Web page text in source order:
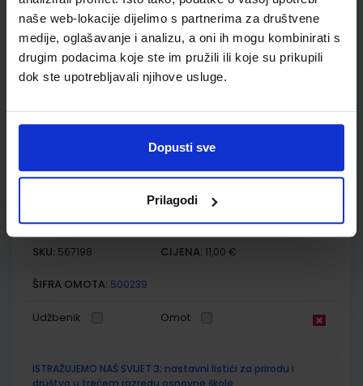
naše web-lokacije dijelimo s partnerima za društvene
medije, oglašavanje i analizu, a oni ih mogu kombinirati s
drugim podacima koje ste im pružili ili koje su prikupili
dok ste upotrebljavali njihove usluge.
Dopusti sve
Prilagodi
Nakladnik:ŠKOLSKA KNJIGA d.d. Registarski broj ministarstva:7035
SKU:567197 CIJENA:11,88 €
ŠIFRA OMOTA:500239
ISTRAŽUJEMO NAŠ SVIJET 3; radna bilježnica za prirodu i
ŠKOLSKA KNJIGA d.d.
Registarski broj ministarstva:
7035-DOM
SKU: 567198 CIJENA: 11,00 €
ŠIFRA OMOTA: 500239
Udžbenik Omot
ISTRAŽUJEMO NAŠ SVIJET 3; nastavni listići za prirodu i
društvo u trećem razredu osnovne škole